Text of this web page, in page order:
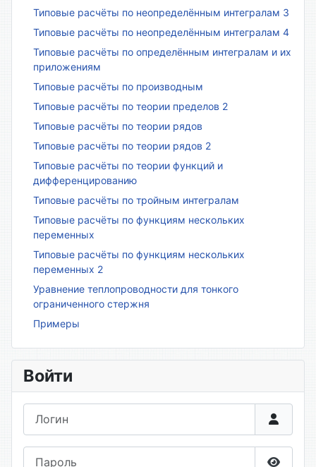
Типовые расчёты по неопределённым интегралам 3
Типовые расчёты по неопределённым интегралам 4
Типовые расчёты по определённым интегралам и их
приложениям
Типовые расчёты по производным
Типовые расчёты по теории пределов 2
Типовые расчёты по теории рядов
Типовые расчёты по теории рядов 2
Типовые расчёты по теории функций и
дифференцированию
Типовые расчёты по тройным интегралам
Типовые расчёты по функциям нескольких
переменных
Типовые расчёты по функциям нескольких
переменных 2
Уравнение теплопроводности для тонкого
ограниченного стержня
Примеры
Войти